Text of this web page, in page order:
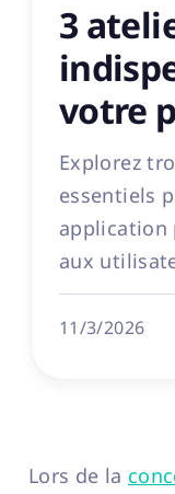
3
votre
Explorez
essentiels
application
aux
11/3/2026
Lors de la